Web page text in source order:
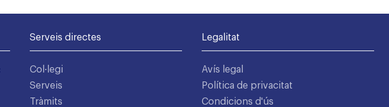
Serveis directes
Col·legi
Serveis
Tràmits
Legalitat
Avís legal
Política de privacitat
Condicions d'ús